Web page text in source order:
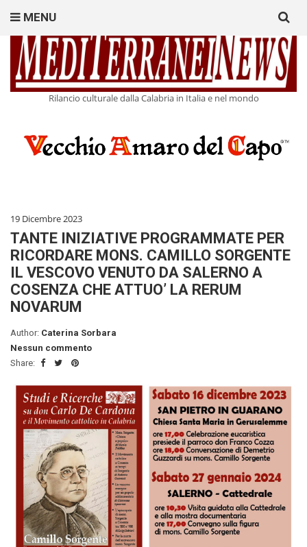
Rilancio culturale dalla Calabria in Italia e nel mondo
MENU
for:
19 Dicembre 2023
TANTE INIZIATIVE PROGRAMMATE PER
RICORDARE MONS. CAMILLO SORGENTE
IL VESCOVO VENUTO DA SALERNO A
COSENZA CHE ATTUO’ LA RERUM
NOVARUM
Author: Caterina Sorbara
Nessun commento
Share: